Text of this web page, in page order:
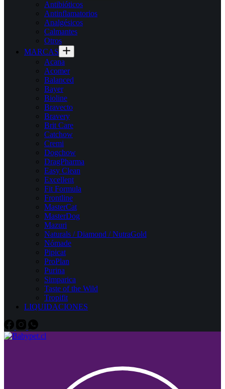
Antibióticos
Antinflamatorios
Analgésicos
Calmantes
Otros
MARCAS
Acana
Acomer
Balanced
Bayer
Bioline
Bravecto
Bravery
Brit Care
Catchow
Cremi
Dogchow
DragPharma
Easy Clean
Excellent
Fit Formula
Frontline
MasterCat
MasterDog
Mazuri
Naturals / Diamond / NutraGold
Nómade
Pipicat
ProPlan
Purina
Simparica
Taste of the Wild
Tropifit
LIQUIDACIONES